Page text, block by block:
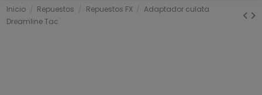
Inicio Repuestos Repuestos FX
Adaptador culata
Dreamline Tac